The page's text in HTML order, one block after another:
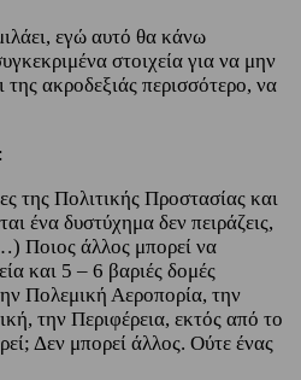
εγώ αυτό θα κάνω
στοιχεία για να μην
της ακροδεξιάς περισσότερο, να
της Πολιτικής Προστασίας και
ένα δυστύχημα δεν πειράζεις,
Ποιος άλλος μπορεί να
και 5 – 6 βαριές δομές
Πολεμική Αεροπορία, την
την Περιφέρεια, εκτός από το
Δεν μπορεί άλλος. Ούτε ένας